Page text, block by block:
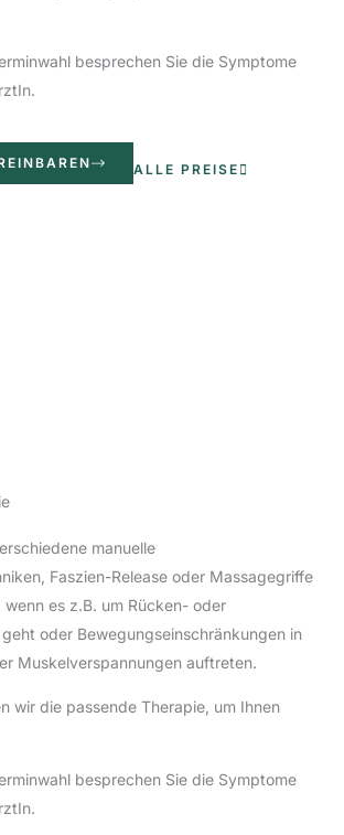
besprechen Sie die Symptome
ALLE PREISE
manuelle
Faszien-Release oder Massagegriffe
es z.B. um Rücken- oder
oder Bewegungseinschränkungen in
Muskelverspannungen auftreten.
wir die passende Therapie, um Ihnen
besprechen Sie die Symptome